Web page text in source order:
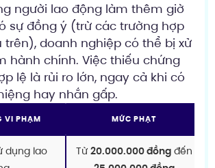
người lao động làm thêm giờ
sự đồng ý (trừ các trường hợp
trên), doanh nghiệp có thể bị xử
hành chính. Việc thiếu chứng
lệ là rủi ro lớn, ngay cả khi có
hay nhắn gấp.
VI PHẠM MỨC PHẠT
dụng lao
Từ 20.000.000 đồng đến